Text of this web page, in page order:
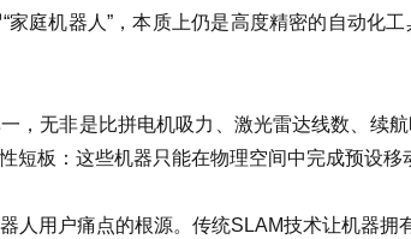
庭机器人”，本质上仍是高度精密的自动化
，无非是比拼电机吸力、激光雷达线数、续
短板：这些机器只能在物理空间中完成预设移
人用户痛点的根源。传统SLAM技术让机器拥